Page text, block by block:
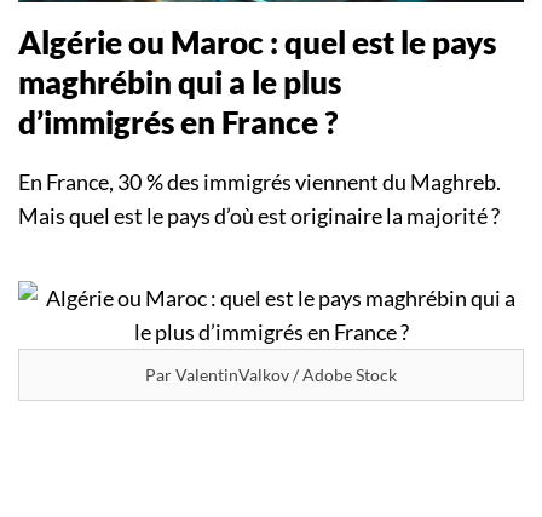
Algérie ou Maroc : quel est le pays
maghrébin qui a le plus
d’immigrés en France ?
En France, 30 % des immigrés viennent du Maghreb.
Mais quel est le pays d’où est originaire la majorité ?
Par ValentinValkov / Adobe Stock